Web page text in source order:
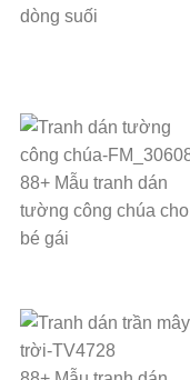
dòng suối
88+ Mẫu tranh dán
tường công chúa cho
bé gái